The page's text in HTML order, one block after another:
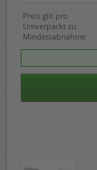
Preis gilt pro
Umverpackt zu
Mindestabnahme